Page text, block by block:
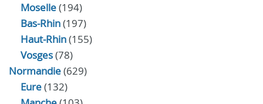
Moselle(194)
Bas-Rhin(197)
Haut-Rhin(155)
Vosges(78)
Normandie(629)
Eure(132)